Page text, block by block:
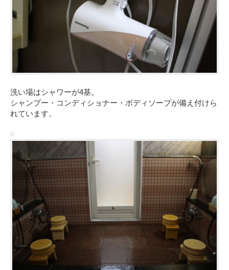
洗い場はシャワーが4基。
シャンプー・コンディショナー・ボディソープが備え付けら
れています。